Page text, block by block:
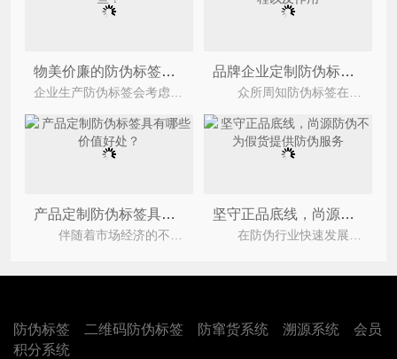
物美价廉的防伪标签有哪些？ 品牌企业定制防伪标签的流程以及作用
产品定制防伪标签具有哪些价值好处？ 坚守正品底线，尚源防伪不为假货提供防伪服务
防伪标签 二维码防伪标签 防窜货系统 溯源系统
会员
积分系统